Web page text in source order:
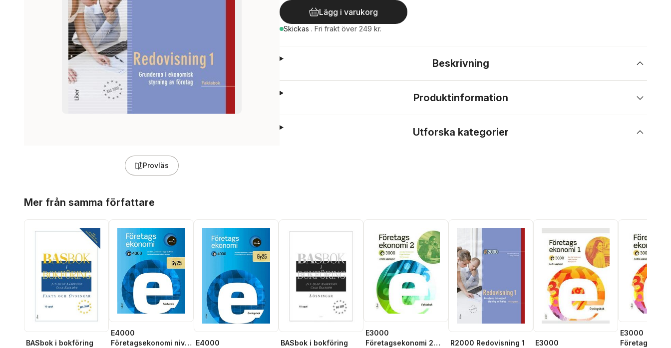
Provläs
Lägg i varukorg
Skickas . Fri frakt över 249 kr.
Beskrivning
Produktinformation
Utforska kategorier
Mer från samma författare
BASbok i bokföring
E4000
Företagsekonomi nivå
E4000
BASbok i bokföring
E3000
Företagsekonomi 2
R2000 Redovisning 1
E3000
E3000